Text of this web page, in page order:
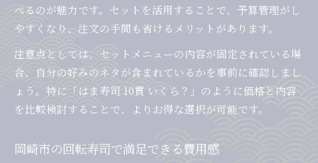
べるのが魅力です。セットを活用することで、予算管理がし
やすくなり、注文の手間も省けるメリットがあります。
注意点としては、セットメニューの内容が固定されている場
合、自分の好みのネタが含まれているかを事前に確認しまし
ょう。特に「はま寿司 10貫 いくら？」のように価格と内容
を比較検討することで、よりお得な選択が可能です。
岡崎市の回転寿司で満足できる費用感